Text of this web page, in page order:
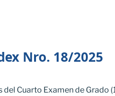
Nro. 18/2025
Cuarto Examen de Grado